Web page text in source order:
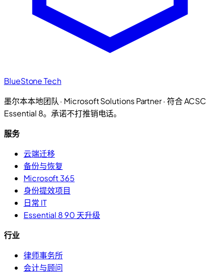
BlueStone Tech
墨尔本本地团队 · Microsoft Solutions Partner · 符合 ACSC
Essential 8。承诺不打推销电话。
服务
云端迁移
备份与恢复
Microsoft 365
身份提效项目
日常 IT
Essential 8 90 天升级
行业
律师事务所
会计与顾问